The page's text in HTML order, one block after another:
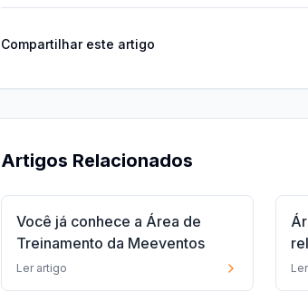
Compartilhar este artigo
Artigos Relacionados
Você já conhece a Área de
Treinamento da Meeventos
Ler artigo